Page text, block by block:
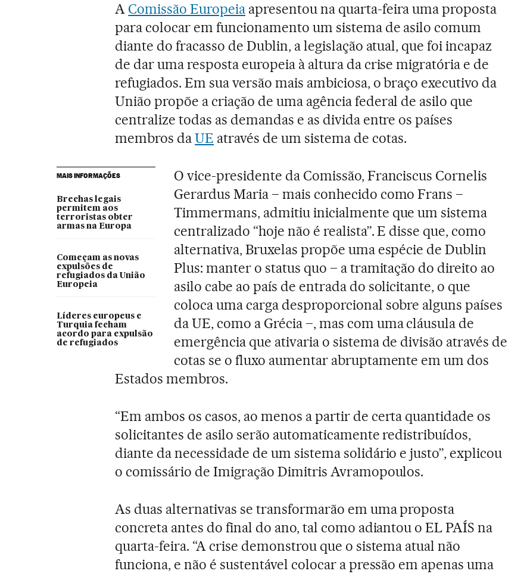
A Comissão Europeiaapresentou na quarta-feira uma proposta
para colocar em funcionamento um sistema de asilo comum
diante do fracasso de Dublin, a legislação atual, que foi incapaz
de dar uma resposta europeia à altura da crise migratória e de
refugiados. Em sua versão mais ambiciosa, o braço executivo da
União propõe a criação de uma agência federal de asilo que
centralize todas as demandas e as divida entre os países
membros daUE através de um sistema de cotas.
MAIS INFORMAÇÕES
Brechas legais
permitem aos
terroristas obter
armas na Europa
Começam as novas
expulsões de
refugiados da União
Europeia
Líderes europeus e
Turquia fecham
acordo para expulsão
de refugiados
O vice-presidente da Comissão, Franciscus Cornelis
Gerardus Maria – mais conhecido como Frans –
Timmermans, admitiu inicialmente que um sistema
centralizado “hoje não é realista”. E disse que, como
alternativa, Bruxelas propõe uma espécie de Dublin
Plus: manter o status quo – a tramitação do direito ao
asilo cabe ao país de entrada do solicitante, o que
coloca uma carga desproporcional sobre alguns países
da UE, como a Grécia –, mas com uma cláusula de
emergência que ativaria o sistema de divisão através de
cotas se o fluxo aumentar abruptamente em um dos
Estados membros.
“Em ambos os casos, ao menos a partir de certa quantidade os
solicitantes de asilo serão automaticamente redistribuídos,
diante da necessidade de um sistema solidário e justo”, explicou
o comissário de Imigração Dimitris Avramopoulos.
As duas alternativas se transformarão em uma proposta
concreta antes do final do ano, tal como adiantou o EL PAÍS na
quarta-feira. “A crise demonstrou que o sistema atual não
funciona, e não é sustentável colocar a pressão em apenas uma